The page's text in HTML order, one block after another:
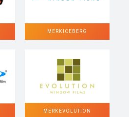
MERK ICEBERG
MERK EVOLUTION